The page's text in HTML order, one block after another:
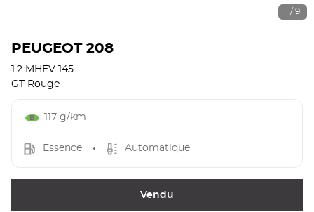
1 / 9
PEUGEOT 208
1.2 MHEV 145
GT Rouge
117 g/km
Essence Automatique
Vendu